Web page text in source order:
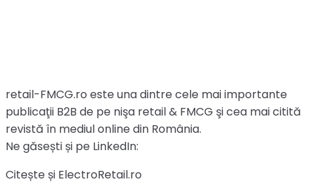
retail-FMCG.ro este una dintre cele mai importante
publicaţii B2B de pe nişa retail & FMCG şi cea mai citită
revistă în mediul online din România.
Ne găsești și pe LinkedIn:
Citește și ElectroRetail.ro